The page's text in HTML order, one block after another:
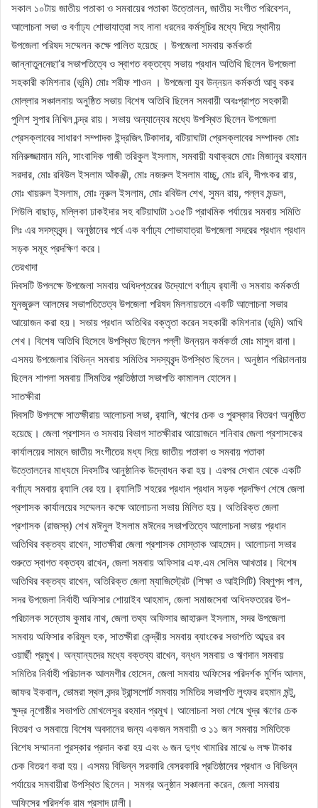
সকাল ১০টায় জাতীয় পতাকা ও সমবায়ের পতাকা উত্তোলন, জাতীয় সংগীত পরিবেশন,
আলোচনা সভা ও বর্ণাঢ্য শোভাযাত্রা সহ নানা ধরনের কর্মসূচির মধ্যে দিয়ে স্থানীয়
উপজেলা পরিষদ সম্মেলন কক্ষে পালিত হয়েছে । উপজেলা সমবায় কর্মকর্তা
জান্নাতুননেছা’র সভাপতিত্বে ও স্বাগত বক্তব্যে সভায় প্রধান অতিথি ছিলেন উপজেলা
সহকারী কমিশনার (ভূমি) মোঃ শরীফ শাওন । উপজেলা যুব উন্নয়ন কর্মকর্তা আবু বকর
মোল্লার সঞ্চালনায় অনুষ্ঠিত সভায় বিশেষ অতিথি ছিলেন সমবায়ী অবঃপ্রাপ্ত সহকারী
পুলিশ সুপার নিখিল চন্দ্র রায়। সভায় অন্যান্যের মধ্যে উপস্থিত ছিলেন উপজেলা
প্রেসক্লাবের সাধারণ সম্পাদক ইন্দ্রজিৎ টিকাদার, বটিয়াঘাটা প্রেসক্লাবের সম্পাদক মোঃ
মনিরুজ্জামান মনি, সাংবাদিক গাজী তরিকুল ইসলাম, সমবায়ী যথাক্রমে মোঃ মিজানুর রহমান
সরদার, মোঃ রবিউল ইসলাম আঁকঞ্জী, মোঃ নজরুল ইসলাম বাচ্চু, মোঃ রবি, দীপংকর রায়,
মোঃ খায়রুল ইসলাম, মোঃ নূরুল ইসলাম, মোঃ রবিউল শেখ, সুমন রায়, পল্লব মন্ডল,
শিউলি বাছাড়, মল্লিকা ঢাকইদার সহ বটিয়াঘাটা ১৩৫টি প্রাথমিক পর্যায়ের সমবায় সমিতি
লিঃ এর সদস্যবৃন্দ। অনুষ্ঠানের পর্বে এক বর্ণাঢ্য শোভাযাত্রা উপজেলা সদরের প্রধান প্রধান
সড়ক সমূহ প্রদক্ষিণ করে।
তেরখাদা
দিবসটি উপলক্ষে উপজেলা সমবায় অধিদপ্তরের উদ্যোগে বর্ণাঢ্য র‌্যালী ও সমবায় কর্মকর্তা
মুনজুরুল আলমের সভাপতিতেত্ব উপজেলা পরিষদ মিলনায়তনে একটি আলোচনা সভার
আয়োজন করা হয়। সভায় প্রধান অতিথির বক্তৃতা করেন সহকারী কমিশনার (ভূমি) আখি
শেখ। বিশেষ অতিথি হিসেবে উপস্থিত ছিলেন পল্লী উন্নয়ন কর্মকর্তা মোঃ মাসুদ রানা।
এসময় উপজেলার বিভিন্ন সমবায় সমিতির সদস্যবৃন্দ উপস্থিত ছিলেন। অনুষ্ঠান পরিচালনায়
ছিলেন শাপলা সমবায় সিিমতির প্রতিষ্ঠাতা সভাপতি কামালল হোসেন।
সাতক্ষীরা
দিবসটি উপলক্ষে সাতক্ষীরায় আলোচনা সভা, র‌্যালি, ঋণের চেক ও পুরস্কার বিতরণ অনুষ্ঠিত
হয়েছে। জেলা প্রশাসন ও সমবায় বিভাগ সাতক্ষীরার আয়োজনে শনিবার জেলা প্রশাসকের
কার্যালয়ের সামনে জাতীয় সংগীতের মধ্য দিয়ে জাতীয় পতাকা ও সমবায় পতাকা
উত্তোলনের মাধ্যমে দিবসটির আনুষ্ঠানিক উদ্বোধন করা হয়। এরপর সেখান থেকে একটি
বর্ণাঢ্য সমবায় র‌্যালি বের হয়। র‌্যালিটি শহরের প্রধান প্রধান সড়ক প্রদক্ষিণ শেষে জেলা
প্রশাসক কার্যালয়ের সম্মেলন কক্ষে আলোচনা সভায় মিলিত হয়। অতিরিক্ত জেলা
প্রশাসক (রাজস্ব) শেখ মঈনুল ইসলাম মঈনের সভাপতিত্বে আলোচনা সভায় প্রধান
অতিথির বক্তব্য রাখেন, সাতক্ষীরা জেলা প্রশাসক মোস্তাক আহমেদ। আলোচনা সভার
শুরুতে স্বাগত বক্তব্য রাখেন, জেলা সমবায় অফিসার এফ.এম সেলিম আখতার। বিশেষ
অতিথির বক্তব্য রাখেন, অতিরিক্ত জেলা ম্যাজিস্ট্রেট (শিক্ষা ও আইসিটি) বিষ্ণুপদ পাল,
সদর উপজেলা নির্বাহী অফিসার শোয়াইব আহমাদ, জেলা সমাজসেবা অধিদফতরের উপ-
পরিচালক সন্তোষ কুমার নাথ, জেলা তথ্য অফিসার জাহারুল ইসলাম, সদর উপজেলা
সমবায় অফিসার করিমুল হক, সাতক্ষীরা কেন্দ্রীয় সমবায় ব্যাংকের সভাপতি আব্দুর রব
ওয়ার্ছী প্রমুখ। অন্যান্যদের মধ্যে বক্তব্য রাখেন, বন্ধন সমবায় ও ঋণদান সমবায়
সমিতির নির্বাহী পরিচালক আলমগীর হোসেন, জেলা সমবায় অফিসের পরিদর্শক মুর্শিদ আলম,
জাফর ইকবাল, ভোমরা স্থল বন্দর ট্রান্সপোর্ট সমবায় সমিতির সভাপতি লুৎফর রহমান মন্টু,
ক্ষুদ্র নৃগোষ্ঠীর সভাপতি মোখলেসুর রহমান প্রমুখ। আলোচনা সভা শেষে খুদ্র ঋণের চেক
বিতরণ ও সমবায়ে বিশেষ অবদানের জন্য একজন সমবায়ী ও ১১ জন সমবায় সমিতিকে
বিশেষ সম্মাননা পুরস্কার প্রদান করা হয় এবং ৬ জন দুগ্ধ খামারির মাঝে ৬ লক্ষ টাকার
চেক বিতরণ করা হয়। এসময় বিভিন্ন সরকারি বেসরকারি প্রতিষ্ঠানের প্রধান ও বিভিন্ন
পর্যায়ের সমবায়ীরা উপস্থিত ছিলেন। সমগ্র অনুষ্ঠান সঞ্চালনা করেন, জেলা সমবায়
অফিসের পরিদর্শক রাম প্রসাদ ঢালী।